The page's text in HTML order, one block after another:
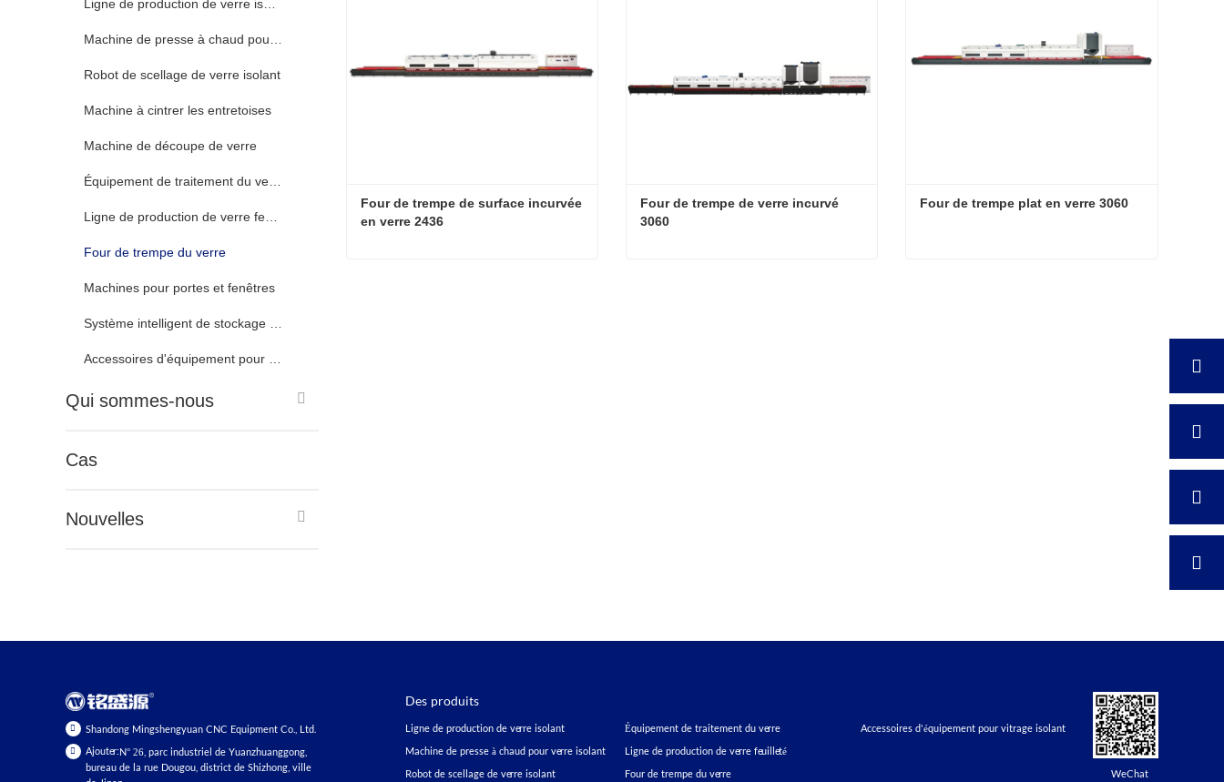
Robot de scellage de verre isolant
Machine à cintrer les entretoises
Machine de découpe de verre
Four de trempe du verre
Machines pour portes et fenêtres
Qui sommes-nous
Cas
Nouvelles
Four de trempe de surface incurvée
en verre 2436
Four de trempe de verre incurvé
3060
Four de trempe plat en verre 3060
Shandong Mingshengyuan CNC Equipment Co., Ltd.
Ajouter:N° 26, parc industriel de Yuanzhuanggong,
bureau de la rue Dougou, district de Shizhong, ville
Des produits
Ligne de production de verre isolant
Machine de presse à chaud pour verre isolant
Robot de scellage de verre isolant
Équipement de traitement du verre
Ligne de production de verre feuilleté
Four de trempe du verre
Accessoires d'équipement pour vitrage isolant
WeChat